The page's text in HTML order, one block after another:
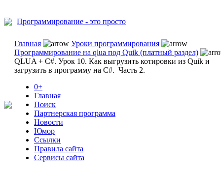
Программирование - это просто
Главная
Уроки программирования
Программирование на qlua под Quik (платный раздел)
QLUA + C#. Урок 10. Как выгрузить котировки из Quik и
загрузить в программу на C#. Часть 2.
0+
Главная
Поиск
Партнерская программа
Новости
Юмор
Ссылки
Правила сайта
Сервисы сайта